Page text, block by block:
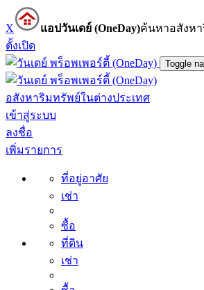
X แอปวันเดย์ (OneDay)ค้นหาอสังหา
ตั้งเปิด
Toggle
อสังหาริมทรัพย์ในต่างประเทศ
เข้าสู่ระบบ
ลงชื่อ
เพิ่มรายการ
ที่อยู่อาศัย
เช่า
ซื้อ
ที่ดิน
เช่า